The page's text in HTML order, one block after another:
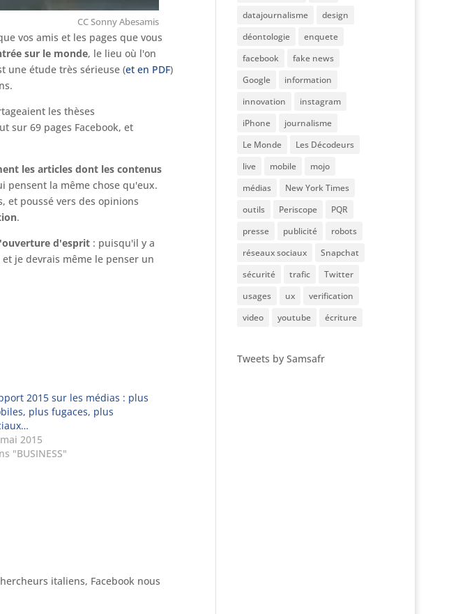
CC Sonny Abesamis
vos amis et les pages que vous
sur le monde, le lieu où l'on
une étude très sérieuse (et en PDF)
les thèses
sur 69 pages Facebook, et
les articles dont les contenus
pensent la même chose qu'eux.
et poussé vers des opinions
.
d'esprit : puisqu'il y a
je devrais même le penser un
2015 sur les médias : plus
plus fugaces, plus
2015
"BUSINESS"
italiens, Facebook nous
datajournalisme
design
déontologie
enquete
facebook
fake news
Google
information
innovation
instagram
iPhone
journalisme
Le Monde
Les Décodeurs
live
mobile
mojo
médias
New York Times
outils
Periscope
PQR
presse
publicité
robots
réseaux sociaux
Snapchat
sécurité
trafic
Twitter
usages
ux
verification
video
youtube écriture
Tweets by Samsafr